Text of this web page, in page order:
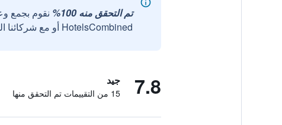
تم التحقق منه 100%
نقوم بجمع
HotelsCombined أو مع شركائنا الخارجيين الموثوقين.
7.8 جيد
15 من التقييمات تم التحقق منها